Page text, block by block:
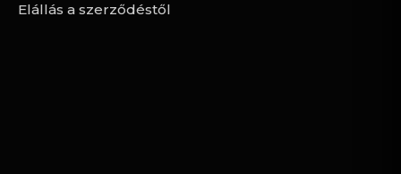
Elállás a szerződéstől